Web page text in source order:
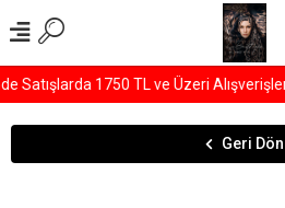
1750 TL ve Üzeri
Geri Dön